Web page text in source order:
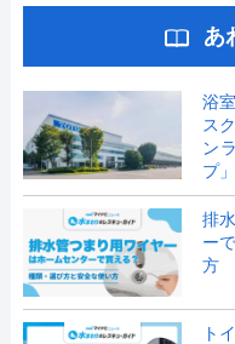
あ
浴
ス
ン
プ」
排
ー
方
ト